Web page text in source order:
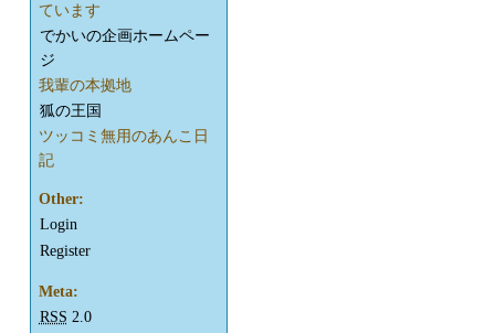
ています
でかいの企画ホームペー
ジ
我輩の本拠地
狐の王国
ツッコミ無用のあんこ日
記
Other:
Login
Register
Meta:
RSS 2.0